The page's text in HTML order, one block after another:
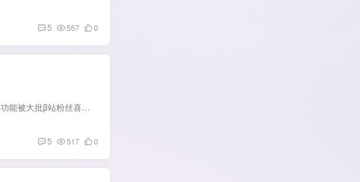
5 557 0
软件介绍： 很多B站第三方版凭借极简设计、无广告体验和高度自定义功能被大批β站粉丝喜爱，这类型软件也有很多，比如biliyou、bilimiao等。 最近又发现了一款很不错的第三方版，无论是追番剧、...
5 517 0